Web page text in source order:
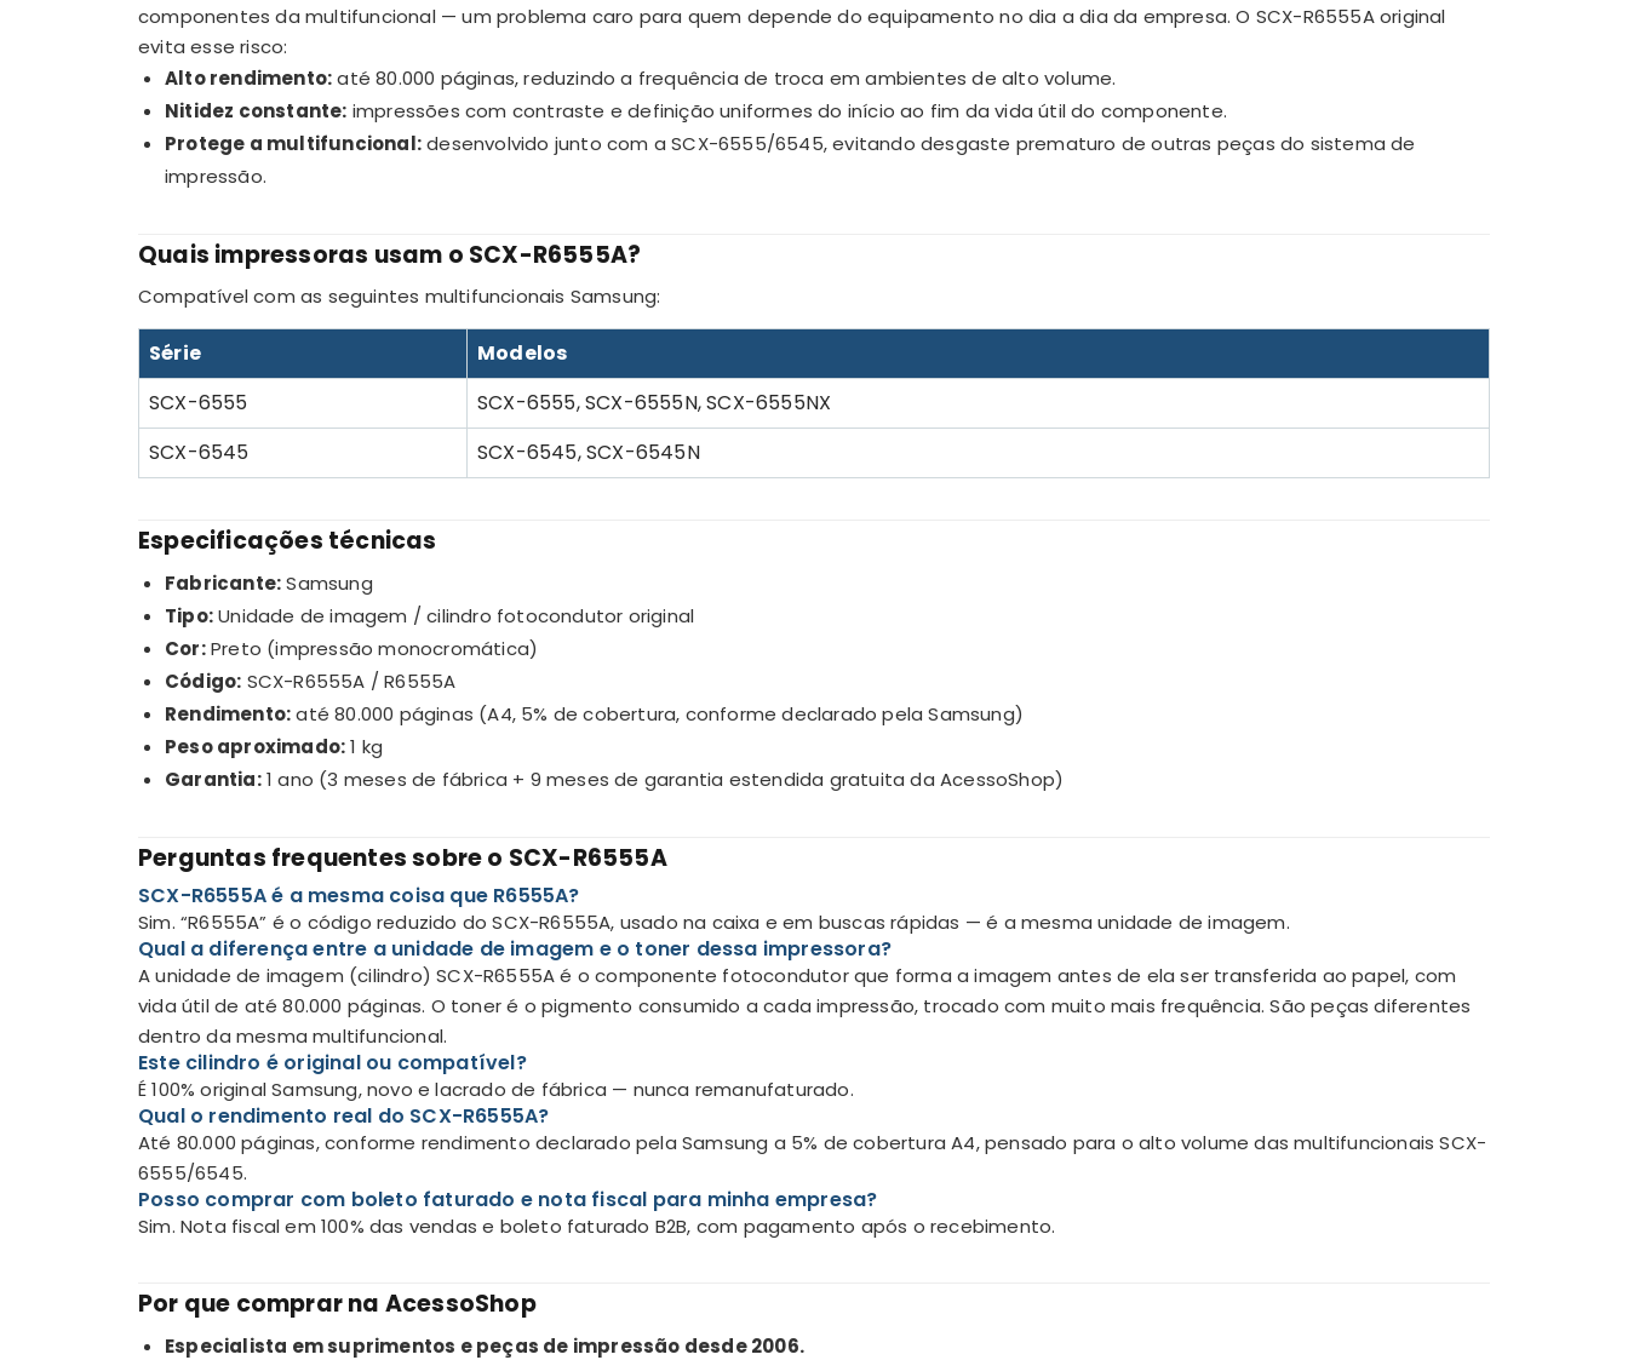
componentes da multifuncional — um problema caro para quem depende do equipamento no dia a dia da empresa. O SCX-R6555A original
evita esse risco:
Alto rendimento:até 80.000 páginas, reduzindo a frequência de troca em ambientes de alto volume.
Nitidez constante: impressões com contraste e definição uniformes do início ao fim da vida útil do componente.
Protege a multifuncional:desenvolvido junto com a SCX-6555/6545, evitando desgaste prematuro de outras peças do sistema de
impressão.
Quais impressoras usam o SCX-R6555A?
Compatível com as seguintes multifuncionais Samsung:
Série
Modelos
SCX-6555
SCX-6555, SCX-6555N, SCX-6555NX
SCX-6545
SCX-6545, SCX-6545N
Especificações técnicas
Fabricante:Samsung
Tipo:Unidade de imagem / cilindro fotocondutor original
Cor:Preto (impressão monocromática)
Código: SCX-R6555A / R6555A
Rendimento:até 80.000 páginas (A4, 5% de cobertura, conforme declarado pela Samsung)
Peso aproximado:1 kg
Garantia:1 ano (3 meses de fábrica + 9 meses de garantia estendida gratuita da AcessoShop)
Perguntas frequentes sobre o SCX-R6555A
SCX-R6555A é a mesma coisa que R6555A?
Sim. “R6555A” é o código reduzido do SCX-R6555A, usado na caixa e em buscas rápidas — é a mesma unidade de imagem.
Qual a diferença entre a unidade de imagem e o toner dessa impressora?
A unidade de imagem (cilindro) SCX-R6555A é o componente fotocondutor que forma a imagem antes de ela ser transferida ao papel, com
vida útil de até 80.000 páginas. O toner é o pigmento consumido a cada impressão, trocado com muito mais frequência. São peças diferentes
dentro da mesma multifuncional.
Este cilindro é original ou compatível?
É 100% original Samsung, novo e lacrado de fábrica — nunca remanufaturado.
Qual o rendimento real do SCX-R6555A?
Até 80.000 páginas, conforme rendimento declarado pela Samsung a 5% de cobertura A4, pensado para o alto volume das multifuncionais SCX-
6555/6545.
Posso comprar com boleto faturado e nota fiscal para minha empresa?
Sim. Nota fiscal em 100% das vendas e boleto faturado B2B, com pagamento após o recebimento.
Por que comprar na AcessoShop
Especialista em suprimentos e peças de impressão desde 2006.